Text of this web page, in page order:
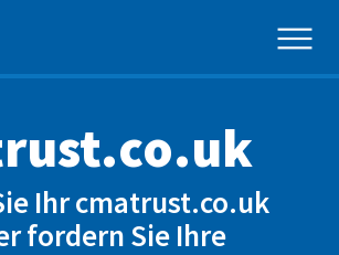
Ihr cmatrust.co.uk
fordern Sie Ihre